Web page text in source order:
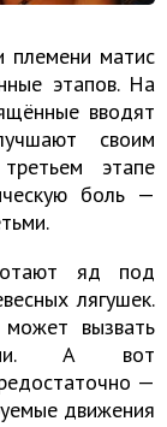
племени матис
этапов. На
вводят
своим
этапе
боль —
яд под
лягушек.
вызвать
А вот
—
движения